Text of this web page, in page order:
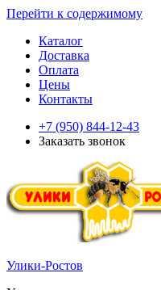
Перейти к содержимому
Каталог
Доставка
Оплата
Цены
Контакты
+7 (950) 844-12-43
Заказать звонок
Улики-Ростов